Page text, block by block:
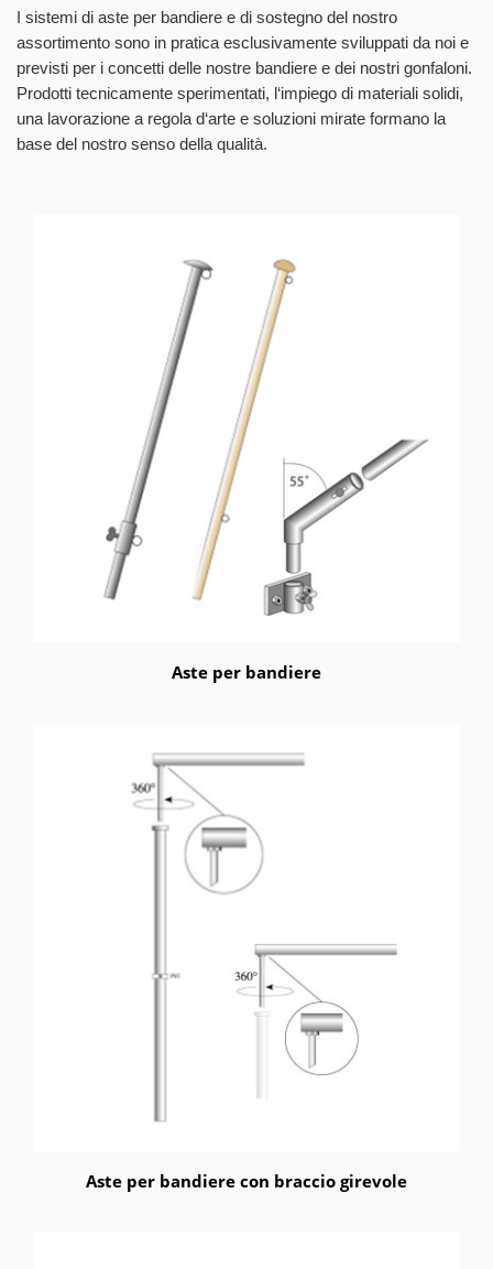
I sistemi di aste per bandiere e di sostegno del nostro
assortimento sono in pratica esclusivamente sviluppati da noi e
previsti per i concetti delle nostre bandiere e dei nostri gonfaloni.
Prodotti tecnicamente sperimentati, l‘impiego di materiali solidi,
una lavorazione a regola d‘arte e soluzioni mirate formano la
base del nostro senso della qualità.
Aste per bandiere
Aste per bandiere con braccio girevole